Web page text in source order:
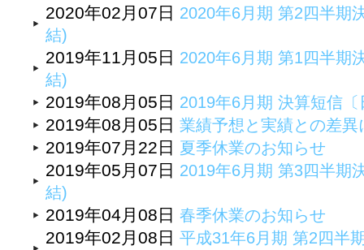
2020年02月07日 2020年6月期 第2四半期
結)
2019年11月05日 2020年6月期 第1四半期
結)
2019年08月05日 2019年6月期 決算短信
2019年08月05日 業績予想と実績との差
2019年07月22日 夏季休業のお知らせ
2019年05月07日 2019年6月期 第3四半期
結)
2019年04月08日 春季休業のお知らせ
2019年02月08日 平成31年6月期 第2四半